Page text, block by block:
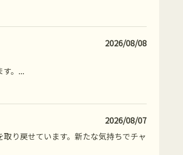
2026/08/08
。 ...
2026/08/07
り戻せています。新たな気持ちでチャ